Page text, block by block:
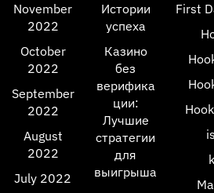
November
2022
October
2022
September
2022
August
2022
July 2022
Истории
успеха
Казино
без
верифика
ции:
Лучшие
стратегии
для
выигрыша
First